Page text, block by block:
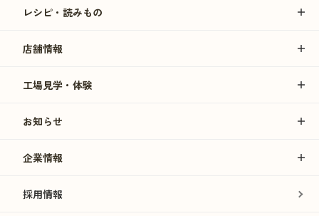
レシピ・読みもの
店舗情報
工場見学・体験
お知らせ
企業情報
採用情報